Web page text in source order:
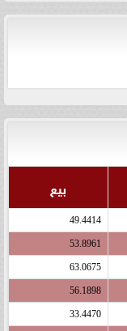
بيع
49.4414
53.8961
63.0675
56.1898
33.4470